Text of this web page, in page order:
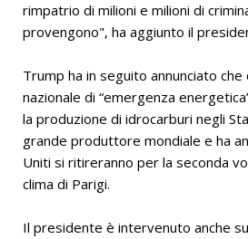
rimpatrio di milioni e milioni di
provengono", ha aggiunto il
Trump ha in seguito annunciato
nazionale di “emergenza
la produzione di idrocarburi negli
grande produttore mondiale e ha
Uniti si ritireranno per la seconda
clima di Parigi.
Il presidente è intervenuto anche